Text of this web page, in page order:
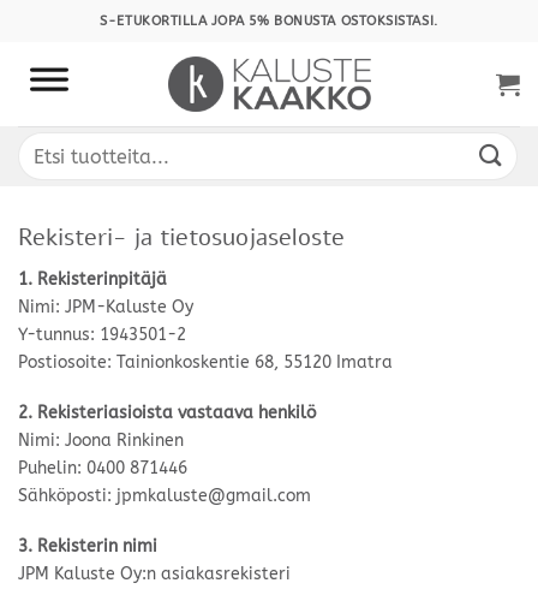
content
S-ETUKORTILLA JOPA 5% BONUSTA OSTOKSISTASI.
Etsi:
Rekisteri- ja tietosuojaseloste
1. Rekisterinpitäjä
Nimi: JPM-Kaluste Oy
Y-tunnus: 1943501-2
Postiosoite: Tainionkoskentie 68, 55120 Imatra
2. Rekisteriasioista vastaava henkilö
Nimi: Joona Rinkinen
Puhelin: 0400 871446
Sähköposti: jpmkaluste@gmail.com
3. Rekisterin nimi
JPM Kaluste Oy:n asiakasrekisteri